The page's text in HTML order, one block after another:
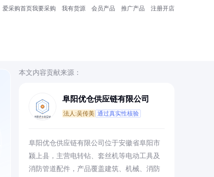
爱采购首页我要采购 我有货源 会员产品 推广产品 注册开店
本文内容贡献来源：
阜阳优仓供应链有限公司
法人:吴传美 通过真实性核验
阜阳优仓供应链有限公司位于安徽省阜阳市
颍上县，主营电转钻、套丝机等电动工具及
消防管道配件，产品覆盖建筑、机械、消防